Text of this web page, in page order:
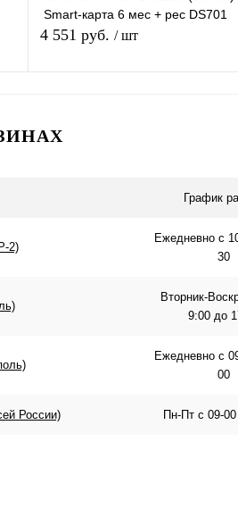
Smart-карта 6 мес + рес DS701
4 551 руб. / шт
График
2)
Ежедневно с
30
Вторник-
9:00 до
Ежедневно с
00
России) Пн-Пт с 09-